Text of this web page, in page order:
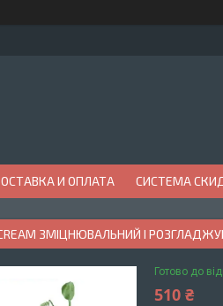
И ОПЛАТА СИСТЕМА
CREAM ЗМІЦНЮВАЛЬНИЙ І
Готово до
510 ₴